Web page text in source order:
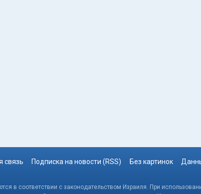
связь Подписка на новости (RSS) Без картинок
в соответствии с законодательством Израиля. При